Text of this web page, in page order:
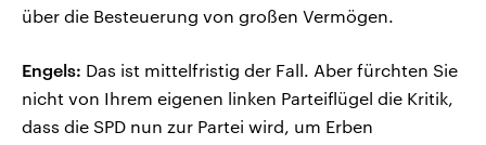
über die Besteuerung von großen Vermögen.
Engels: Das ist mittelfristig der Fall. Aber fürchten Sie
nicht von Ihrem eigenen linken Parteiflügel die Kritik,
dass die SPD nun zur Partei wird, um Erben